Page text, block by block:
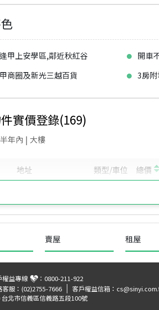
甲上安學區,鄰近秋紅谷 開車
商圈及新光三越百貨
3房
實價登錄(169)
年內 | 大樓
賣屋 租屋
權益專線 ： 0800-211-922
服： (02)2755-7666 客戶權益信箱：
台北市信義區信義路五段100號